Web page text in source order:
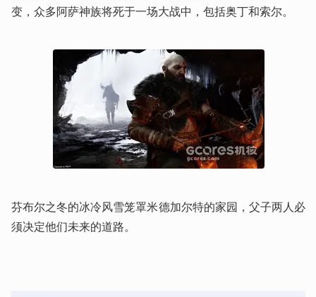
变，众多阿萨神族将死于一场大战中，包括奥丁和索尔。
芬布尔之冬的冰冷风雪笼罩米德加尔特的家园，父子两人必
须决定他们未来的道路。